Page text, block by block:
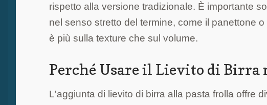
rispetto alla versione tradizionale. È importante
nel senso stretto del termine, come il panettone
è più sulla texture che sul volume.
Perché Usare il Lievito di Birra
L'aggiunta di lievito di birra alla pasta frolla offre